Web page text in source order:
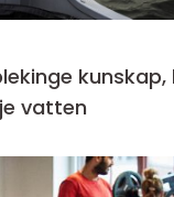
kvalitet och
vatten